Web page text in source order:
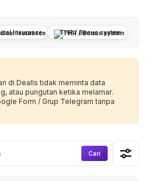
Insurance THR / Bonus system
di Dealls tidak meminta data
atau pungutan ketika melamar.
Form / Grup Telegram tanpa
Cari